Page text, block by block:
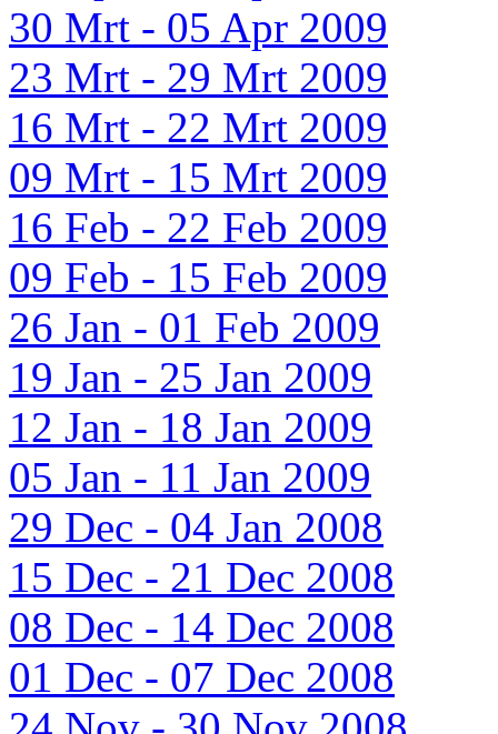
30 Mrt - 05 Apr 2009
23 Mrt - 29 Mrt 2009
16 Mrt - 22 Mrt 2009
09 Mrt - 15 Mrt 2009
16 Feb - 22 Feb 2009
09 Feb - 15 Feb 2009
26 Jan - 01 Feb 2009
19 Jan - 25 Jan 2009
12 Jan - 18 Jan 2009
05 Jan - 11 Jan 2009
29 Dec - 04 Jan 2008
15 Dec - 21 Dec 2008
08 Dec - 14 Dec 2008
01 Dec - 07 Dec 2008